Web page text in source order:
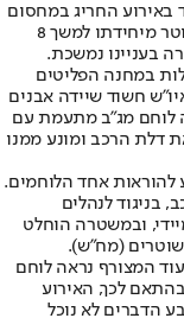
החריג במחסום
קלנדיה אמש (ראשון). בסיום חקירתו הורחק השוטר מיחידתו למשך 8
בעניינו נמשכת.
במחנה הפליטים
חשוד שיידה אבנים
לוחם מג”ב מתעמת עם
דלת הרכב ומונע ממנו
להוראות אחד הלוחמים.
בניגוד לנהלים
ובמשטרה הוחלט
(מח”ש).
המצורף נראה לוחם
לכך, האירוע
הדברים לא נוכל